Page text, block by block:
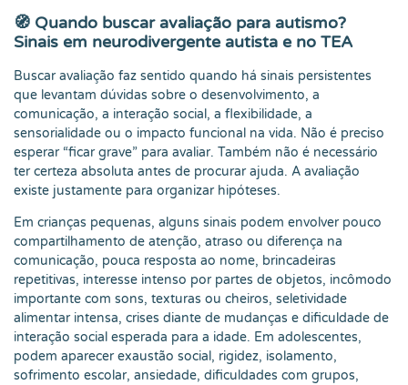
🧭 Quando buscar avaliação para autismo?
Sinais em neurodivergente autista e no TEA
Buscar avaliação faz sentido quando há sinais persistentes
que levantam dúvidas sobre o desenvolvimento, a
comunicação, a interação social, a flexibilidade, a
sensorialidade ou o impacto funcional na vida. Não é preciso
esperar “ficar grave” para avaliar. Também não é necessário
ter certeza absoluta antes de procurar ajuda. A avaliação
existe justamente para organizar hipóteses.
Em crianças pequenas, alguns sinais podem envolver pouco
compartilhamento de atenção, atraso ou diferença na
comunicação, pouca resposta ao nome, brincadeiras
repetitivas, interesse intenso por partes de objetos, incômodo
importante com sons, texturas ou cheiros, seletividade
alimentar intensa, crises diante de mudanças e dificuldade de
interação social esperada para a idade. Em adolescentes,
podem aparecer exaustão social, rigidez, isolamento,
sofrimento escolar, ansiedade, dificuldades com grupos,